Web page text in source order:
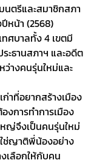
นตรีและสมาชิกสภา
หน้า (2568)
ศบาลทั้ง 4 เขตมี
ะธานสภาฯ และอดีต
างคนรุ่นใหม่และ
ก่าที่อยากสร้างเมือง
งการทำการเมือง
ญ่จึงเป็นคนรุ่นใหม่
ใช่ญาติพี่น้องอย่าง
เลือกให้กับคน